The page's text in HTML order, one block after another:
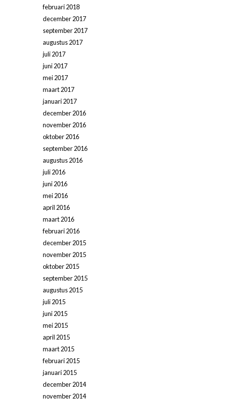
februari 2018
december 2017
september 2017
augustus 2017
juli 2017
juni 2017
mei 2017
maart 2017
januari 2017
december 2016
november 2016
oktober 2016
september 2016
augustus 2016
juli 2016
juni 2016
mei 2016
april 2016
maart 2016
februari 2016
december 2015
november 2015
oktober 2015
september 2015
augustus 2015
juli 2015
juni 2015
mei 2015
april 2015
maart 2015
februari 2015
januari 2015
december 2014
november 2014